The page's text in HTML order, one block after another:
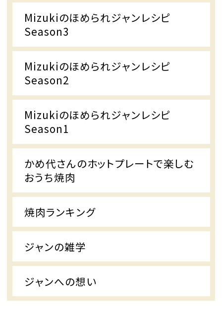
Mizukiのほめられジャンレシピ
Season3
Mizukiのほめられジャンレシピ
Season2
Mizukiのほめられジャンレシピ
Season1
かめ代さんのホットプレートで楽しむ
おうち焼肉
焼肉ランキング
ジャンの雑学
ジャンへの想い